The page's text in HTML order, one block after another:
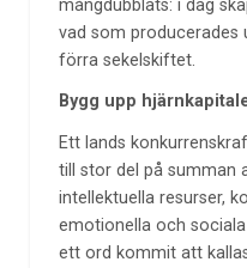
mångdubblats: i dag
vad som producerades
förra sekelskiftet.
Bygg upp
Ett lands
till stor del på summan
intellektuella resurser,
emotionella och
ett ord kommit att